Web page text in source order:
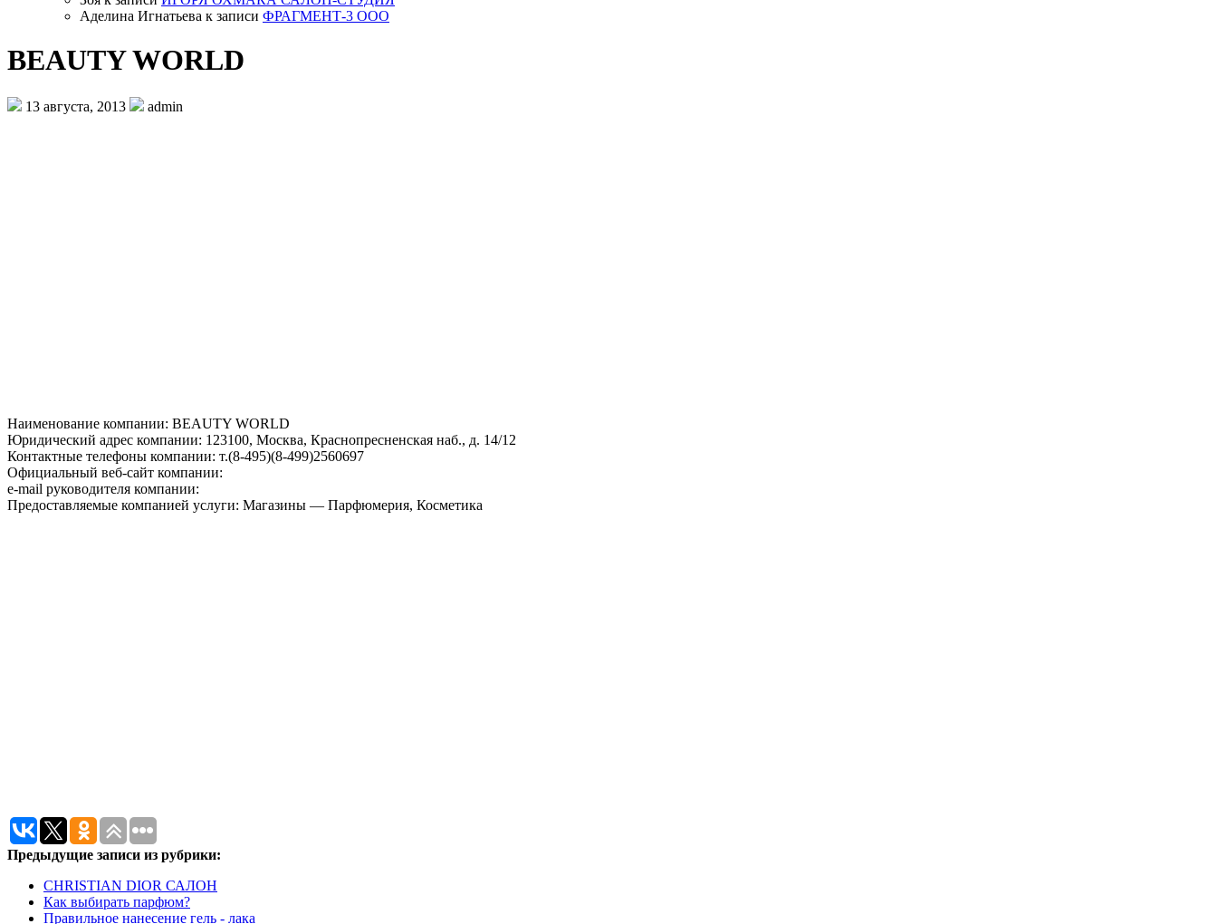
Аделина Игнатьева к записи ФРАГМЕНТ-3 ООО
BEAUTY WORLD
13 августа, 2013 admin
Наименование компании: BEAUTY WORLD
Юридический адрес компании: 123100, Москва, Краснопресненская наб., д. 14/12
Контактные телефоны компании: т.(8-495)(8-499)2560697
Официальный веб-сайт компании:
e-mail руководителя компании:
Предоставляемые компанией услуги: Магазины — Парфюмерия, Косметика
Предыдущие записи из рубрики:
CHRISTIAN DIOR САЛОН
Как выбирать парфюм?
Правильное нанесение гель - лака